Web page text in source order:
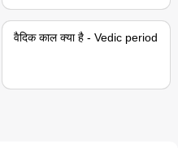
वैदिक काल क्या है - Vedic period